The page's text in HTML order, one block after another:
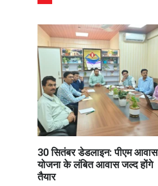
30 सितंबर डेडलाइन: पीएम आवास
योजना के लंबित आवास जल्द होंगे
तैयार